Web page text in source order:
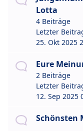
Lotta
4 Beiträge
Letzter
25. Okt 2025
Eure
2 Beiträge
Letzter
12. Sep 2025
Schönsten